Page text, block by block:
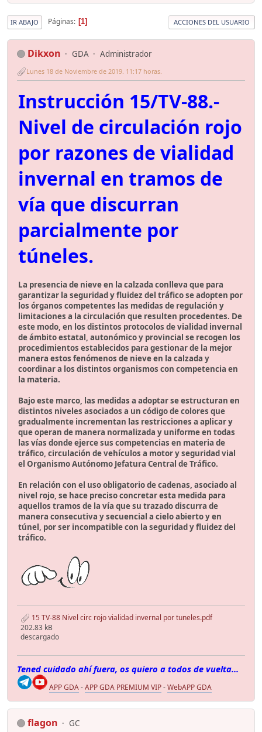
IR ABAJO Páginas 1 ACCIONES DEL USUARIO
Dikxon GDA Administrador
Lunes 18 de Noviembre de 2019. 11:17 horas.
Instrucción 15/TV-88.-
Nivel de circulación rojo
por razones de vialidad
invernal en tramos de
vía que discurran
parcialmente por
túneles.
La presencia de nieve en la calzada conlleva que para
garantizar la seguridad y fluidez del tráfico se adopten por
los órganos competentes las medidas de regulación y
limitaciones a la circulación que resulten procedentes. De
este modo, en los distintos protocolos de vialidad invernal
de ámbito estatal, autonómico y provincial se recogen los
procedimientos establecidos para gestionar de la mejor
manera estos fenómenos de nieve en la calzada y
coordinar a los distintos organismos con competencia en
la materia.
Bajo este marco, las medidas a adoptar se estructuran en
distintos niveles asociados a un código de colores que
gradualmente incrementan las restricciones a aplicar y
que operan de manera normalizada y uniforme en todas
las vías donde ejerce sus competencias en materia de
tráfico, circulación de vehículos a motor y seguridad vial
el Organismo Autónomo Jefatura Central de Tráfico.
En relación con el uso obligatorio de cadenas, asociado al
nivel rojo, se hace preciso concretar esta medida para
aquellos tramos de la vía que su trazado discurra de
manera consecutiva y secuencial a cielo abierto y en
túnel, por ser incompatible con la seguridad y fluidez del
tráfico.
15 TV-88 Nivel circ rojo vialidad invernal por tuneles.pdf
202.83 kB
descargado
Tened cuidado ahí fuera, os quiero a todos de vuelta...
APP GDA-APP GDA PREMIUM VIP-WebAPP GDA
flagon GC